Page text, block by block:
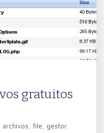
gratuitos
archivos file gestor,